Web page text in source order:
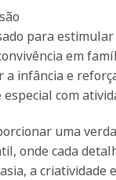
para estimular
em
a infância e
com
uma
onde cada
a criatividade